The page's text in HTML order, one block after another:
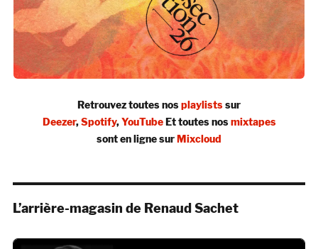
Retrouvez toutes nosplaylistssur
Deezer,Spotify,YouTubeEt toutes nosmixtapes
sont en ligne surMixcloud
L’arrière-magasin de Renaud Sachet